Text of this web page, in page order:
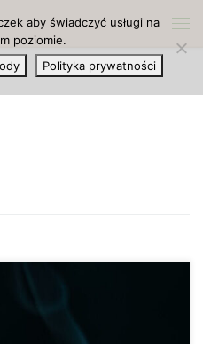
kaszlu
Czemu nie? Kaszel jest
aby świadczyć usługi na
poziomie.
Polityka prywatności